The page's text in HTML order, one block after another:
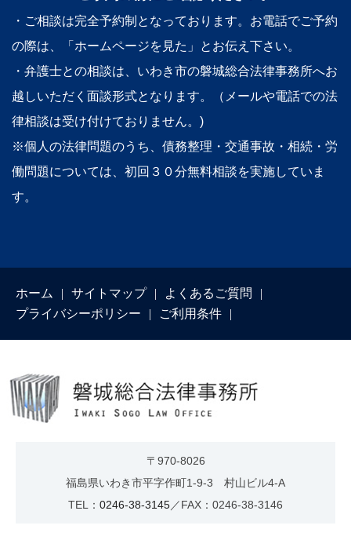
・ご相談は完全予約制となっております。お電話でご予約
の際は、「ホームページを見た」とお伝え下さい。
・弁護士との相談は、いわき市の磐城総合法律事務所へお
越しいただく面談形式となります。（メールや電話での法
律相談は受け付けておりません。)
※個人の法律問題のうち、債務整理・交通事故・相続・労
働問題については、初回３０分無料相談を実施していま
す。
ホーム サイトマップ
よくあるご質問
プライバシーポリシー
ご利用条件
〒970-8026
福島県いわき市平字作町1-9-3 村山ビル4-A
TEL： 0246-38-3145／FAX：0246-38-3146